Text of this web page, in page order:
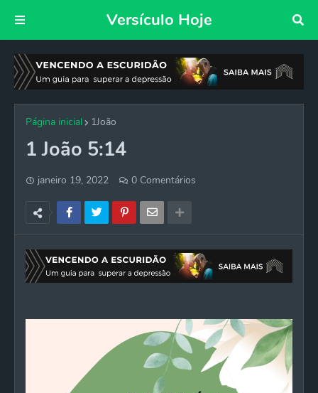
Versículo Hoje
Página inicial 1João
1 João 5:14
janeiro 19, 2022 0 Comentários